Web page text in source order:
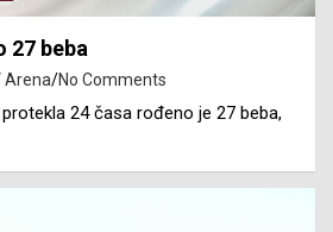
27 beba
Arena No Comments
24 časa rođeno je 27 beba,